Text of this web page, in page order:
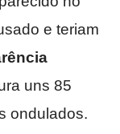
e teriam
uns 85
ondulados.